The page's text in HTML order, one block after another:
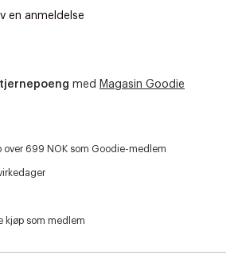
en anmeldelse
med Magasin Goodie
over 699 NOK som Goodie-medlem
kjøp som medlem